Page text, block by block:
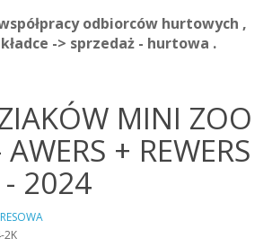
odbiorców hurtowych ,
-> sprzedaż - hurtowa .
MINI ZOO
+ REWERS
- 2024
2K